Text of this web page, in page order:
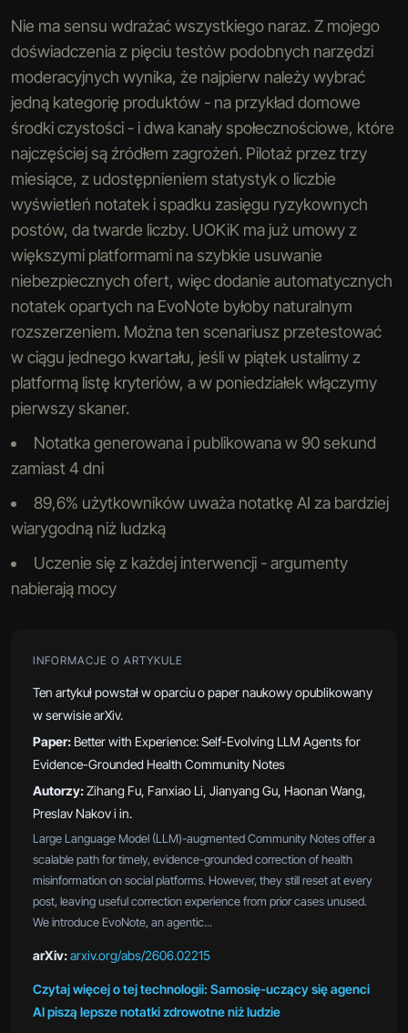
Nie ma sensu wdrażać wszystkiego naraz. Z mojego
doświadczenia z pięciu testów podobnych narzędzi
moderacyjnych wynika, że najpierw należy wybrać
jedną kategorię produktów - na przykład domowe
środki czystości - i dwa kanały społecznościowe, które
najczęściej są źródłem zagrożeń. Pilotaż przez trzy
miesiące, z udostępnieniem statystyk o liczbie
wyświetleń notatek i spadku zasięgu ryzykownych
postów, da twarde liczby. UOKiK ma już umowy z
większymi platformami na szybkie usuwanie
niebezpiecznych ofert, więc dodanie automatycznych
notatek opartych na EvoNote byłoby naturalnym
rozszerzeniem. Można ten scenariusz przetestować
w ciągu jednego kwartału, jeśli w piątek ustalimy z
platformą listę kryteriów, a w poniedziałek włączymy
pierwszy skaner.
Notatka generowana i publikowana w 90 sekund
zamiast 4 dni
89,6% użytkowników uważa notatkę AI za bardziej
wiarygodną niż ludzką
Uczenie się z każdej interwencji - argumenty
nabierają mocy
INFORMACJE O ARTYKULE
Ten artykuł powstał w oparciu o paper naukowy opublikowany
w serwisie arXiv.
Paper: Better with Experience: Self-Evolving LLM Agents for
Evidence-Grounded Health Community Notes
Autorzy:Zihang Fu, Fanxiao Li, Jianyang Gu, Haonan Wang,
Preslav Nakov i in.
Large Language Model (LLM)-augmented Community Notes offer a
scalable path for timely, evidence-grounded correction of health
misinformation on social platforms. However, they still reset at every
post, leaving useful correction experience from prior cases unused.
We introduce EvoNote, an agentic...
arXiv:arxiv.org/abs/2606.02215
Czytaj więcej o tej technologii: Samosię-uczący się agenci
AI piszą lepsze notatki zdrowotne niż ludzie